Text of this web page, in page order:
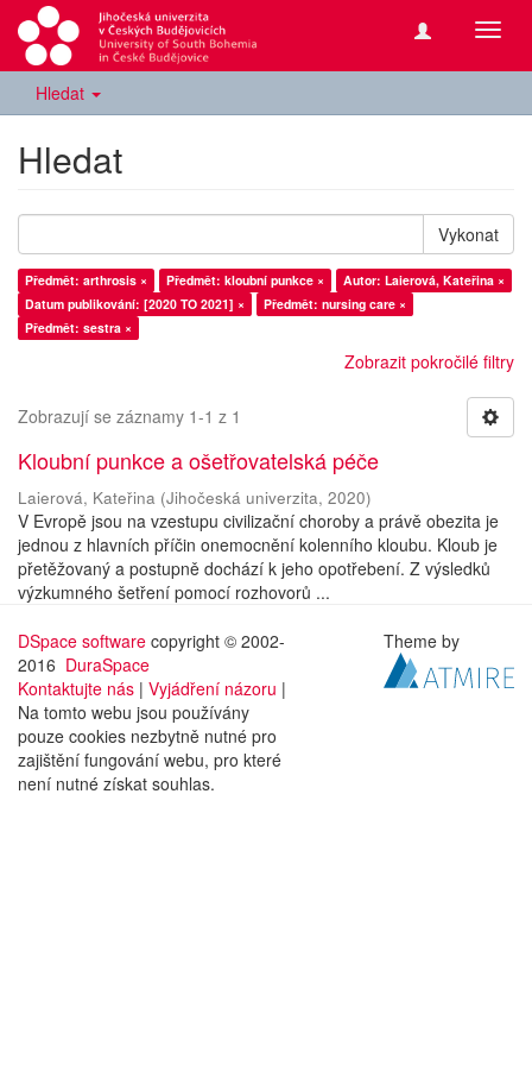
Hledat
Hledat
Vykonat
Předmět: arthrosis × Předmět: kloubní punkce ×
Autor: Laierová, Kateřina ×
Datum publikování: [2020 TO 2021] ×
Předmět: nursing care ×
Předmět: sestra ×
Zobrazit pokročilé filtry
Zobrazují se záznamy 1-1 z 1
Kloubní punkce a ošetřovatelská péče
Laierová, Kateřina (Jihočeská univerzita, 2020)
V Evropě jsou na vzestupu civilizační choroby a právě obezita je
jednou z hlavních příčin onemocnění kolenního kloubu. Kloub je
přetěžovaný a postupně dochází k jeho opotřebení. Z výsledků
výzkumného šetření pomocí rozhovorů ...
DSpace software copyright © 2002-
2016 DuraSpace
Kontaktujte nás | Vyjádření názoru |
Na tomto webu jsou používány
pouze cookies nezbytně nutné pro
zajištění fungování webu, pro které
není nutné získat souhlas.
Theme by